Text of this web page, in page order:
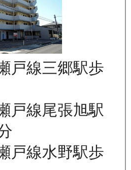
戸線三郷駅歩
戸線尾張旭駅
戸線水野駅歩